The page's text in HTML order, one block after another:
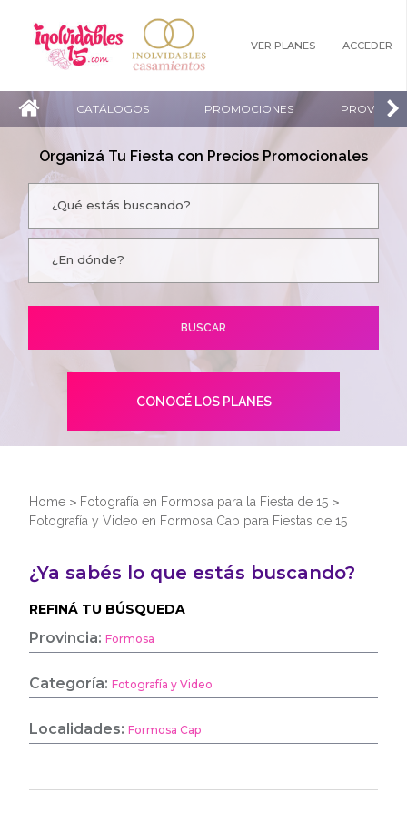
VER PLANES ACCEDER
CATÁLOGOS PROMOCIONES
Organizá Tu Fiesta con Precios Promocionales
CONOCÉ LOS PLANES
Home > Fotografía en Formosa para la Fiesta de 15 >
Fotografía y Video en Formosa Cap para Fiestas de 15
¿Ya sabés lo que estás buscando?
REFINÁ TU BÚSQUEDA
Provincia:Formosa
Categoría:Fotografía y Video
Localidades:Formosa Cap